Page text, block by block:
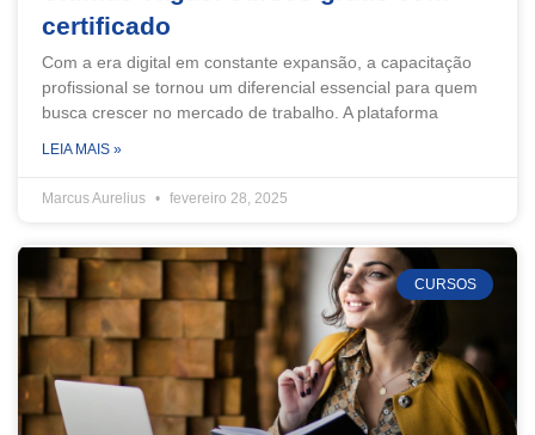
certificado
Com a era digital em constante expansão, a capacitação
profissional se tornou um diferencial essencial para quem
busca crescer no mercado de trabalho. A plataforma
LEIA MAIS »
Marcus Aurelius fevereiro 28, 2025
CURSOS